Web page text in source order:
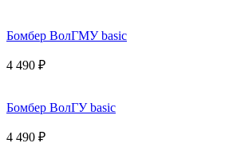
Бомбер ВолГМУ basic
4 490 ₽
Бомбер ВолГУ basic
4 490 ₽